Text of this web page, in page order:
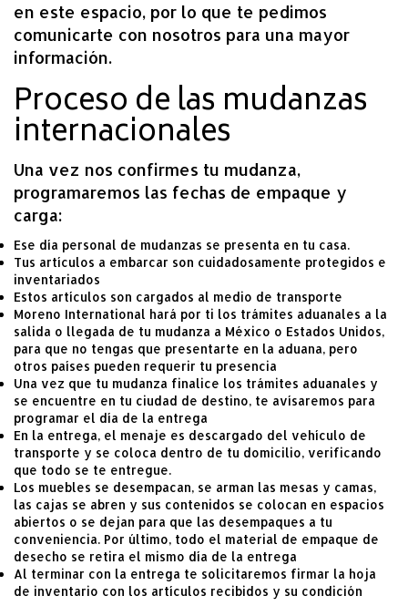
en este espacio, por lo que te pedimos
comunicarte con nosotros para una mayor
información.
Proceso de las mudanzas
internacionales
Una vez nos confirmes tu mudanza,
programaremos las fechas de empaque y
carga:
Ese día personal de mudanzas se presenta en tu casa.
Tus artículos a embarcar son cuidadosamente protegidos e
inventariados
Estos artículos son cargados al medio de transporte
Moreno International hará por ti los trámites aduanales a la
salida o llegada de tu mudanza a México o Estados Unidos,
para que no tengas que presentarte en la aduana, pero
otros países pueden requerir tu presencia
Una vez que tu mudanza finalice los trámites aduanales y
se encuentre en tu ciudad de destino, te avísaremos para
programar el día de la entrega
En la entrega, el menaje es descargado del vehículo de
transporte y se coloca dentro de tu domicilio, verificando
que todo se te entregue.
Los muebles se desempacan, se arman las mesas y camas,
las cajas se abren y sus contenidos se colocan en espacios
abiertos o se dejan para que las desempaques a tu
conveniencia. Por último, todo el material de empaque de
desecho se retira el mismo día de la entrega
Al terminar con la entrega te solicitaremos firmar la hoja
de inventario con los artículos recibidos y su condición